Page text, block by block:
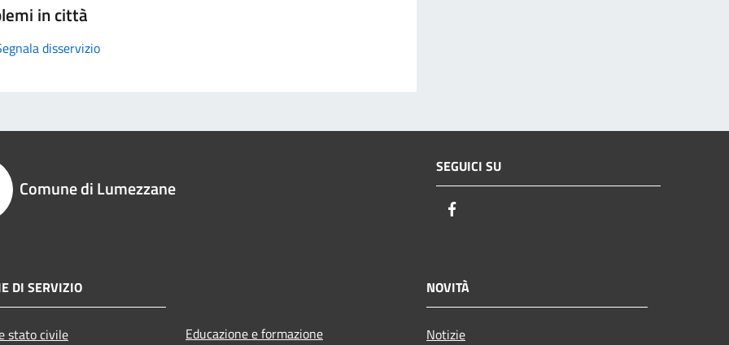
in città
disservizio
Comune di Lumezzane
SEGUICI SU
DI SERVIZIO
stato civile Educazione e formazione
NOVITÀ
Notizie